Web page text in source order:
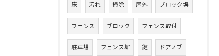
床 汚れ 掃除 屋外 ブロック塀
フェンス ブロック フェンス取付
駐車場 フェンス塀 鍵 ドアノブ